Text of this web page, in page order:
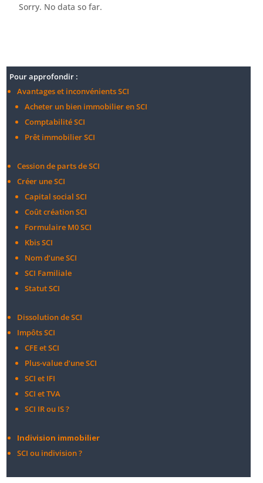
Sorry. No data so far.
Pour approfondir :
Avantages et inconvénients SCI
Acheter un bien immobilier en SCI
Comptabilité SCI
Prêt immobilier SCI
Cession de parts de SCI
Créer une SCI
Capital social SCI
Coût création SCI
Formulaire M0 SCI
Kbis SCI
Nom d’une SCI
SCI Familiale
Statut SCI
Dissolution de SCI
Impôts SCI
CFE et SCI
Plus-value d’une SCI
SCI et IFI
SCI et TVA
SCI IR ou IS ?
Indivision immobilier
SCI ou indivision ?